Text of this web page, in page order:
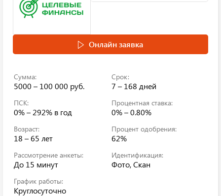
Онлайн заявка
Сумма:
5000 – 100 000 руб.
Срок:
7 – 168 дней
ПСК:
0% – 292% в год
Процентная ставка:
0% – 0.80%
Возраст:
18 – 65 лет
Процент одобрения:
62%
Рассмотрение анкеты:
До 15 минут
Идентификация:
Фото, Скан
График работы:
Круглосуточно